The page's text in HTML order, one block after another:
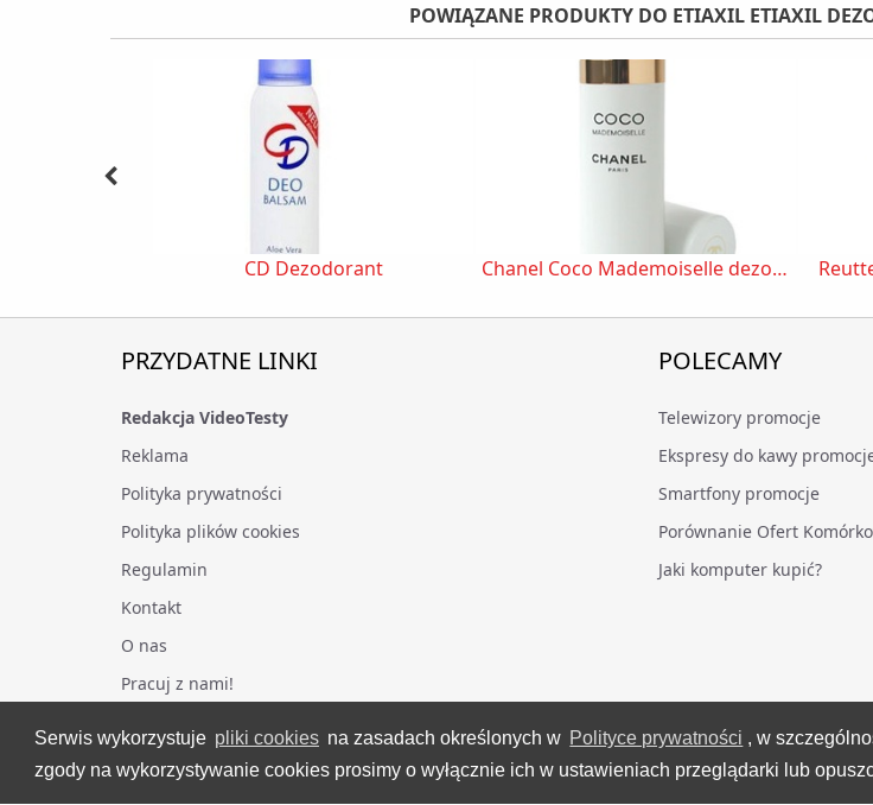
Serwis wykorzystuje pliki cookies na zasadach określonych w Polityce prywatności , w
zgody na wykorzystywanie cookies prosimy o wyłącznie ich w ustawieniach przeglądarki lub
POWIĄZANE PRODUKTY DO ETIAXIL ETIAXIL
CD Dezodorant Chanel Coco Mademoiselle dezodorant
PRZYDATNE LINKI
Redakcja VideoTesty
Reklama
Polityka prywatności
Polityka plików cookies
Regulamin
Kontakt
O nas
Pracuj z nami!
POLECAMY
Telewizory promocje
Ekspresy do kawy
Smartfony promocje
Porównanie Ofert
Jaki komputer kupić?
VideoTesty.pl Wszelkie
Wygenerowano 06 sierpnia